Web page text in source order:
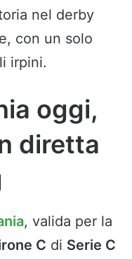
nel derby
e, con un solo
irpini.
oggi,
diretta
, valida per la
C di Serie C